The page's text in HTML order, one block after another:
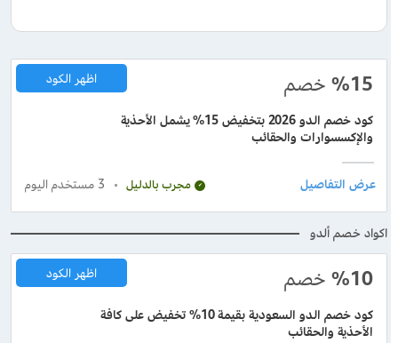
%15 خصم
كود خصم الدو 2026 بتخفيض 15% يشمل الأحذية
والإكسسوارات والحقائب
اظهر الكود
مجرب بالدليل 3 مستخدم اليوم
اكواد خصم ألدو
%10 خصم
كود خصم الدو السعودية بقيمة 10% تخفيض على كافة
الأحذية والحقائب
اظهر الكود